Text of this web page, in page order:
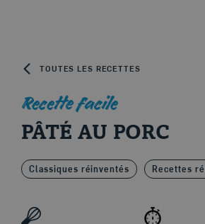
Le porc d'ici
TOUTES LES RECETTES
Recette facile
PÂTÉ AU PORC
Classiques réinventés Recettes